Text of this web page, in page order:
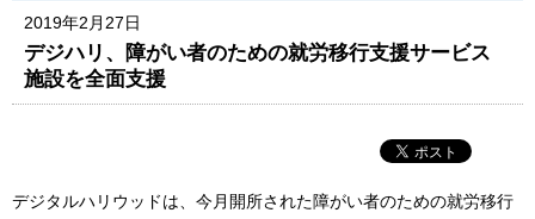
2019年2月27日
デジハリ、障がい者のための就労移行支援サービス
施設を全面支援
デジタルハリウッドは、今月開所された障がい者のための就労移行